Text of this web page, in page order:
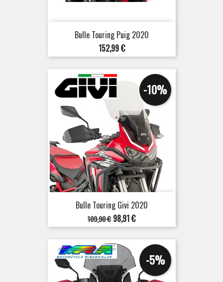
Bulle Touring Puig 2020
Prix
152,99 €
Bulle Touring Givi 2020
Prix
de
base
109,90 €
-10%
Prix
98,91 €
-5%